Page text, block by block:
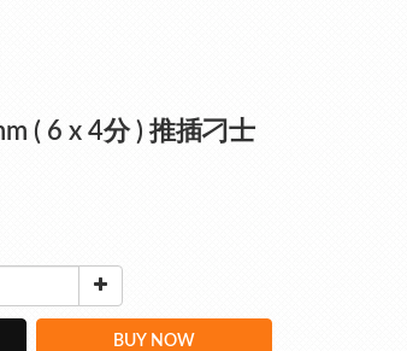
( 6 x 4分 ) 推插刁士
BUY NOW